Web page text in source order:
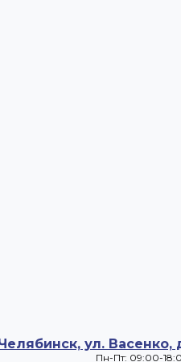
ул. Васенко,
Пн-Пт: 09:00-